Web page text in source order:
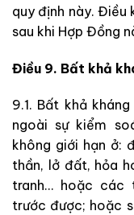
quy định này. Điều
sau khi Hợp Đồng
Điều 9. Bất khả
9.1. Bất khả
ngoài sự kiểm
không giới hạn ở:
thần, lở đất, hỏa
tranh… hoặc các
trước được; hoặc